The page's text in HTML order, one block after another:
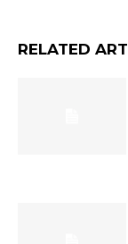
RELATED